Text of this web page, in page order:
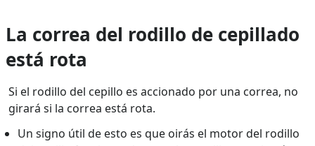
La correa del rodillo de cepillado
está rota
Si el rodillo del cepillo es accionado por una correa, no
girará si la correa está rota.
Un signo útil de esto es que oirás el motor del rodillo